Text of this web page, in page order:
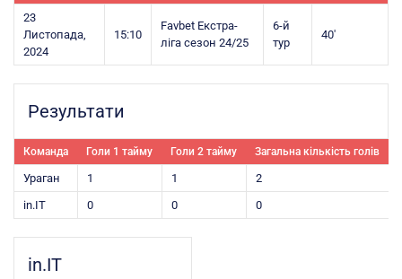
23
Листопада,
2024
15:10
Favbet Екстра-
ліга сезон 24/25
6-й
тур
40'
Результати
Команда Голи 1 тайму Голи 2 тайму Загальна кількість голів
Ураган 1 1
2
in.IT
0 0 0
in.IT